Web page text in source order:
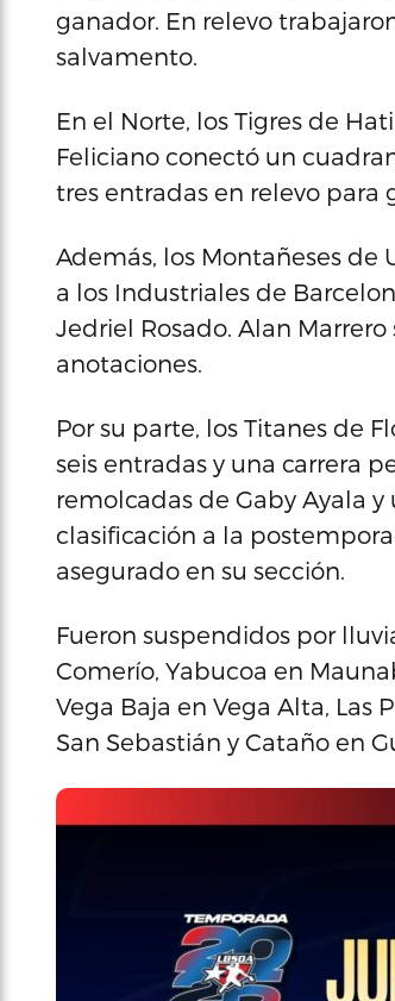
ganador. En relevo
salvamento.
En el Norte, los Tigres de
Feliciano conectó un
tres entradas en relevo para
Además, los Montañeses de
a los Industriales de
Jedriel Rosado. Alan
anotaciones.
Por su parte, los Titanes de
seis entradas y una carrera
remolcadas de Gaby Ayala
clasificación a la
asegurado en su sección.
Fueron suspendidos por
Comerío, Yabucoa en
Vega Baja en Vega Alta, Las
San Sebastián y Cataño en